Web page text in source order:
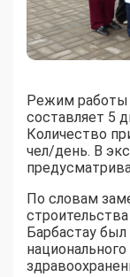
Режим
составляет 5
Количество
чел/день. В
По словам
Барбастау